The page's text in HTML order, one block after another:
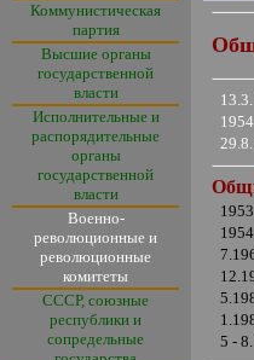
Коммунистическая
партия
Высшие органы
государственной
власти
Исполнительные и
распорядительные
органы
государственной
власти
Военно-
революционные и
революционные
комитеты
СССР, союзные
республики и
сопредельные
1954
5.
5 -